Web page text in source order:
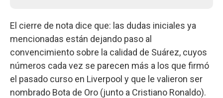
El cierre de nota dice que: las dudas iniciales ya
mencionadas están dejando paso al
convencimiento sobre la calidad de Suárez, cuyos
números cada vez se parecen más a los que firmó
el pasado curso en Liverpool y que le valieron ser
nombrado Bota de Oro (junto a Cristiano Ronaldo).